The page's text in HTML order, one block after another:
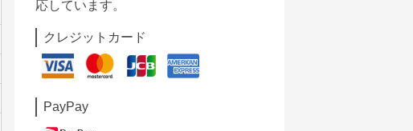
応しています。
クレジットカード
PayPay